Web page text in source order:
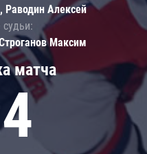
матча
Раводин Алексей
Максим